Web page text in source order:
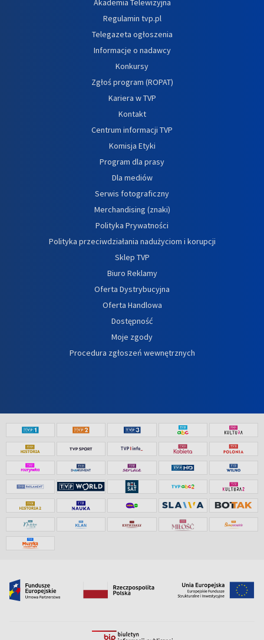
Akademia Telewizyjna
Regulamin tvp.pl
Telegazeta ogłoszenia
Informacje o nadawcy
Konkursy
Zgłoś program (ROPAT)
Kariera w TVP
Kontakt
Centrum informacji TVP
Komisja Etyki
Program dla prasy
Dla mediów
Serwis fotograficzny
Merchandising (znaki)
Polityka Prywatności
Polityka przeciwdziałania nadużyciom i korupcji
Sklep TVP
Biuro Reklamy
Oferta Dystrybucyjna
Oferta Handlowa
Dostępność
Moje zgody
Procedura zgłoszeń wewnętrznych